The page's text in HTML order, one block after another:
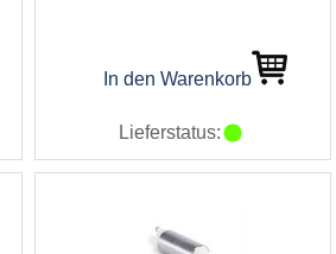
In den Warenkorb
Lieferstatus: